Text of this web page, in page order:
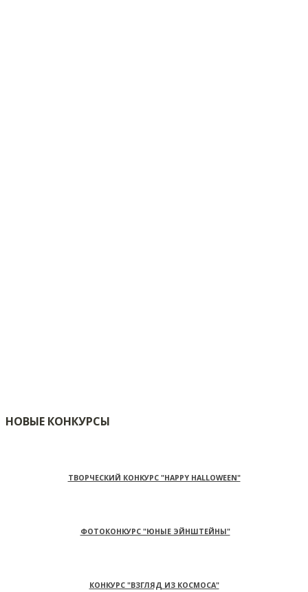
НОВЫЕ КОНКУРСЫ
ТВОРЧЕСКИЙ КОНКУРС "HAPPY HALLOWEEN"
ФОТОКОНКУРС "ЮНЫЕ ЭЙНШТЕЙНЫ"
КОНКУРС "ВЗГЛЯД ИЗ КОСМОСА"